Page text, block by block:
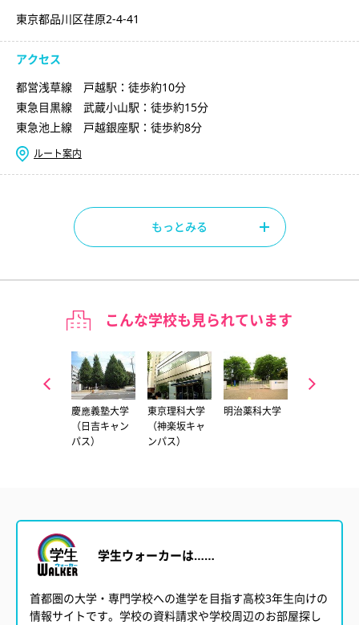
東京都品川区荏原2-4-41
アクセス
都営浅草線 戸越駅：徒歩約10分
東急目黒線 武蔵小山駅：徒歩約15分
東急池上線 戸越銀座駅：徒歩約8分
ルート案内
もっとみる
こんな学校も見られています
慶應義塾大学
（日吉キャン
パス）
東京理科大学
（神楽坂キャ
ンパス）
明治薬科大学
学生ウォーカーは……
首都圏の大学・専門学校への進学を目指す高校3年生向けの
情報サイトです。学校の資料請求や学校周辺のお部屋探し